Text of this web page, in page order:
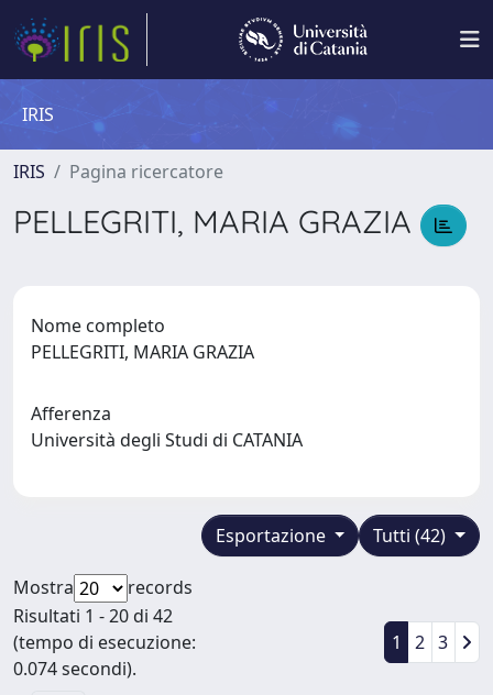
IRIS
IRIS Pagina ricercatore
PELLEGRITI, MARIA GRAZIA
Nome completo
PELLEGRITI, MARIA GRAZIA
Afferenza
Università degli Studi di CATANIA
Tutti (42)
Esportazione
Mostra
records
Risultati 1 - 20 di 42
(tempo di esecuzione:
0.074 secondi).
1 2 3